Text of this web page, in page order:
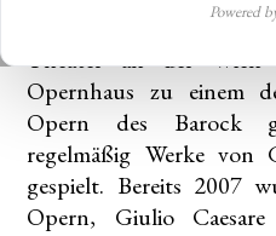
Powered
Seitdem Roland
Theater an der Wien
Opernhaus zu einem
Opern des Barock
regelmäßig Werke von
gespielt. Bereits 2007
Opern, Giulio